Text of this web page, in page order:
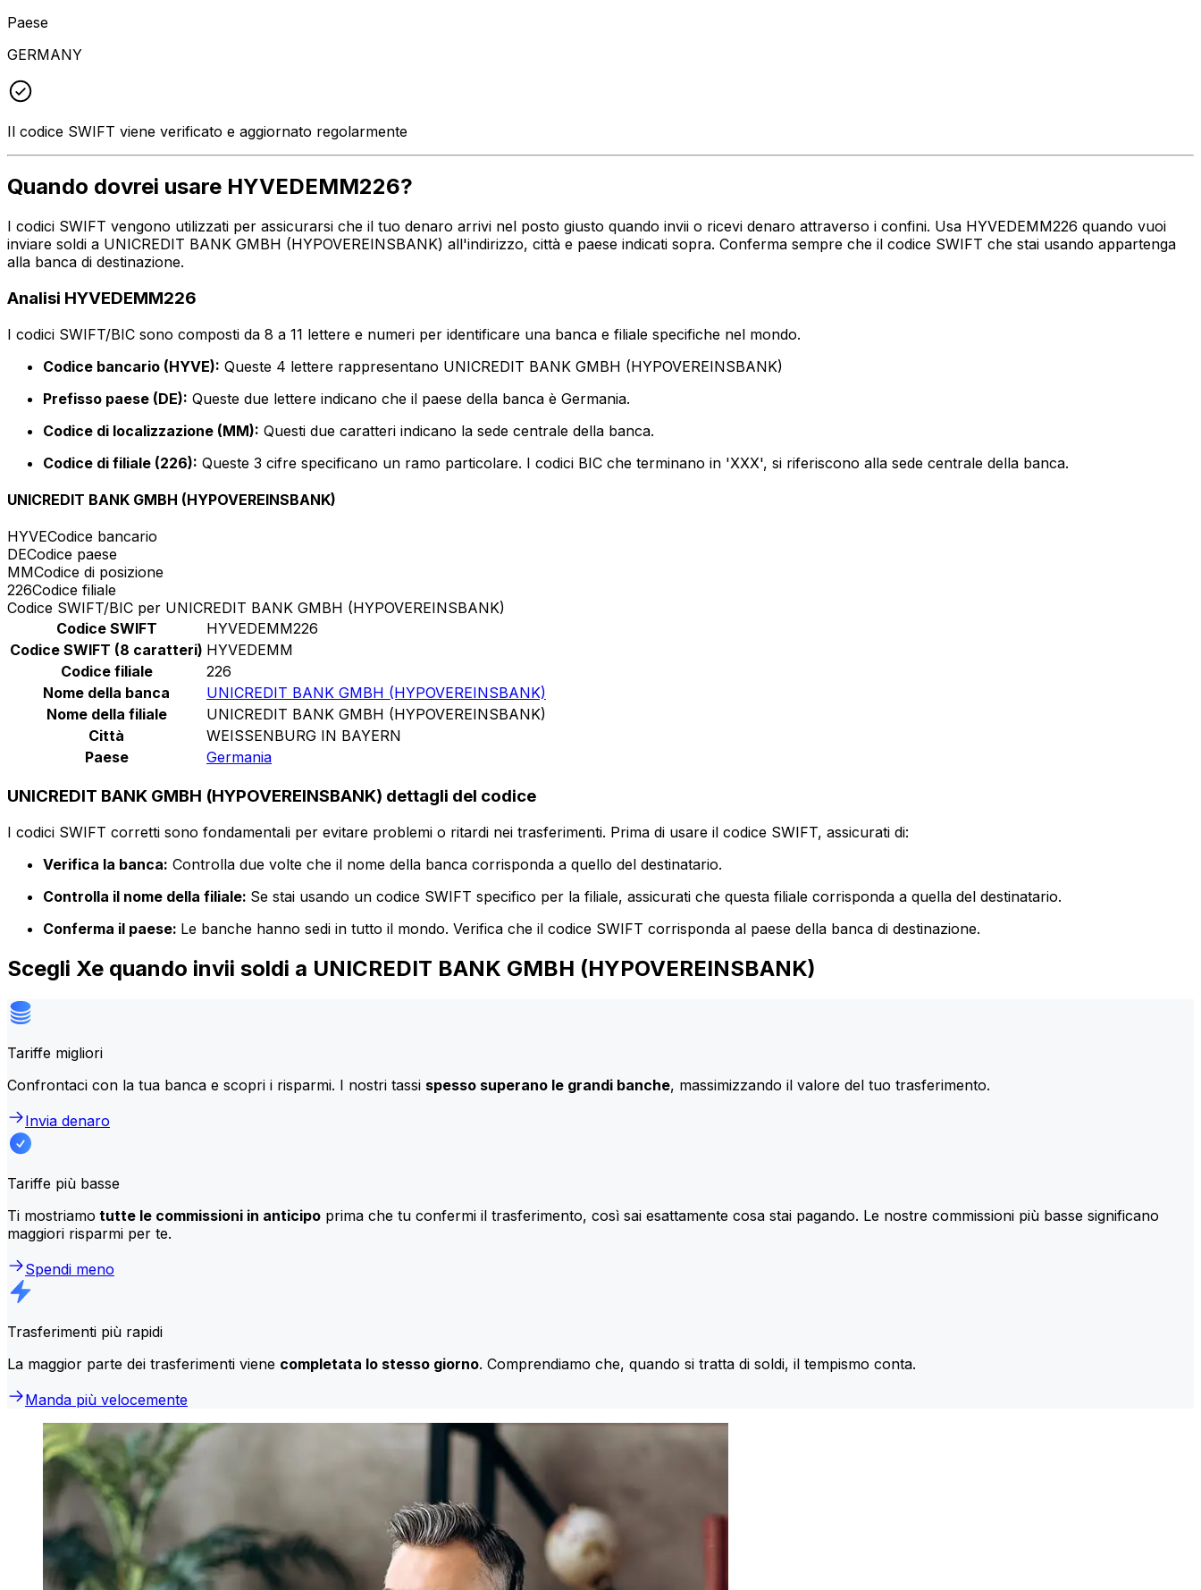
Paese
GERMANY
Il codice SWIFT viene verificato e aggiornato regolarmente
Quando dovrei usare HYVEDEMM226?
I codici SWIFT vengono utilizzati per assicurarsi che il tuo denaro arrivi nel posto giusto quando invii o ricevi denaro attraverso i confini. Usa HYVEDEMM226 quando vuoi
inviare soldi a UNICREDIT BANK GMBH (HYPOVEREINSBANK) all'indirizzo, città e paese indicati sopra. Conferma sempre che il codice SWIFT che stai usando appartenga
alla banca di destinazione.
Analisi HYVEDEMM226
I codici SWIFT/BIC sono composti da 8 a 11 lettere e numeri per identificare una banca e filiale specifiche nel mondo.
Codice bancario (HYVE): Queste 4 lettere rappresentano UNICREDIT BANK GMBH (HYPOVEREINSBANK)
Prefisso paese (DE): Queste due lettere indicano che il paese della banca è Germania.
Codice di localizzazione (MM): Questi due caratteri indicano la sede centrale della banca.
Codice di filiale (226): Queste 3 cifre specificano un ramo particolare. I codici BIC che terminano in 'XXX', si riferiscono alla sede centrale della banca.
UNICREDIT BANK GMBH (HYPOVEREINSBANK)
HYVECodice bancario
DECodice paese
MMCodice di posizione
226Codice filiale
Codice SWIFT/BIC per UNICREDIT BANK GMBH (HYPOVEREINSBANK)
Codice SWIFT
HYVEDEMM226
Codice SWIFT (8 caratteri) HYVEDEMM
Codice filiale
226
Nome della banca
UNICREDIT BANK GMBH (HYPOVEREINSBANK)
Nome della filiale
UNICREDIT BANK GMBH (HYPOVEREINSBANK)
Città
WEISSENBURG IN BAYERN
Paese
Germania
UNICREDIT BANK GMBH (HYPOVEREINSBANK) dettagli del codice
I codici SWIFT corretti sono fondamentali per evitare problemi o ritardi nei trasferimenti. Prima di usare il codice SWIFT, assicurati di:
Verifica la banca: Controlla due volte che il nome della banca corrisponda a quello del destinatario.
Controlla il nome della filiale: Se stai usando un codice SWIFT specifico per la filiale, assicurati che questa filiale corrisponda a quella del destinatario.
Conferma il paese: Le banche hanno sedi in tutto il mondo. Verifica che il codice SWIFT corrisponda al paese della banca di destinazione.
Scegli Xe quando invii soldi a UNICREDIT BANK GMBH (HYPOVEREINSBANK)
Tariffe migliori
Confrontaci con la tua banca e scopri i risparmi. I nostri tassi spesso superano le grandi banche, massimizzando il valore del tuo trasferimento.
Invia denaro
Tariffe più basse
Ti mostriamo tutte le commissioni in anticipo prima che tu confermi il trasferimento, così sai esattamente cosa stai pagando. Le nostre commissioni più basse significano
maggiori risparmi per te.
Spendi meno
Trasferimenti più rapidi
La maggior parte dei trasferimenti viene completata lo stesso giorno. Comprendiamo che, quando si tratta di soldi, il tempismo conta.
Manda più velocemente